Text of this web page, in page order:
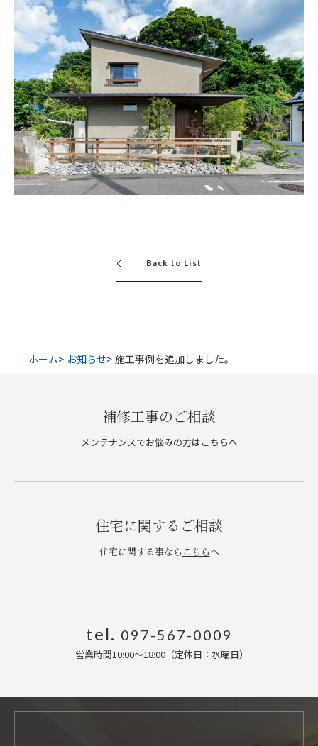
Back to List
ホーム お知らせ 施工事例を追加しました。
補修工事のご相談
メンテナンスでお悩みの方はこちらへ
住宅に関するご相談
住宅に関する事なら こちらへ
tel. 097-567-0009
営業時間10:00〜18:00（定休日：水曜日）